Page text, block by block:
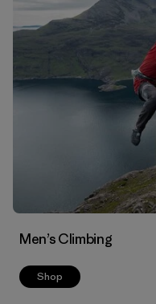
Filtrar por
Color
1
Men’s Climbing
Shop